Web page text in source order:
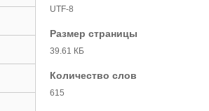
UTF-8
Размер страницы
39.61 КБ
Количество слов
615